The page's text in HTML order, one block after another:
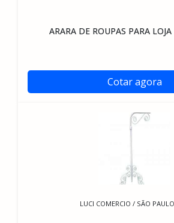
ARARA DE ROUPAS PARA
Cotar agora
LUCI COMERCIO / SÃO